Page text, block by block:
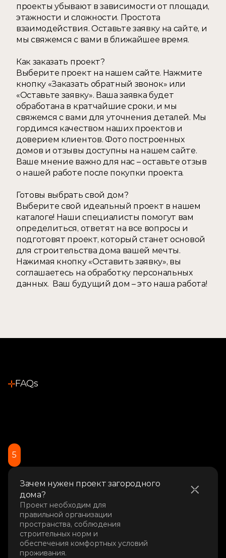
проекты убывают в зависимости от площади,
этажности и сложности. Простота
взаимодействия. Оставьте заявку на сайте, и
мы свяжемся с вами в ближайшее время.
Как заказать проект?
Выберите проект на нашем сайте. Нажмите
кнопку «Заказать обратный звонок» или
«Оставьте заявку». Ваша заявка будет
обработана в кратчайшие сроки, и мы
свяжемся с вами для уточнения деталей. Мы
гордимся качеством наших проектов и
доверием клиентов. Фото построенных
домов и отзывы доступны на нашем сайте.
Ваше мнение важно для нас – оставьте отзыв
о нашей работе после покупки проекта.
Готовы выбрать свой дом?
Выберите свой идеальный проект в нашем
каталоге! Наши специалисты помогут вам
определиться, ответят на все вопросы и
подготовят проект, который станет основой
для строительства дома вашей мечты.
Нажимая кнопку «Оставить заявку», вы
соглашаетесь на обработку персональных
данных.  Ваш будущий дом – это наша работа!
FAQs
5
Зачем нужен проект загородного
дома?
Проект необходим для
правильной организации
пространства, соблюдения
строительных норм и
обеспечения комфортных условий
проживания.